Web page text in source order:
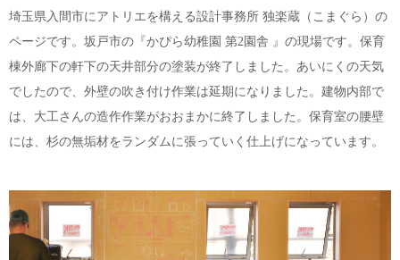
埼玉県入間市にアトリエを構える設計事務所 独楽蔵（こまぐら）の
ページです。坂戸市の『かぴら幼稚園 第2園舎 』の現場です。保育
棟外廊下の軒下の天井部分の塗装が終了しました。あいにくの天気
でしたので、外壁の吹き付け作業は延期になりました。建物内部で
は、大工さんの造作作業がおおまかに終了しました。保育室の腰壁
には、杉の無垢材をランダムに張っていく仕上げになっています。